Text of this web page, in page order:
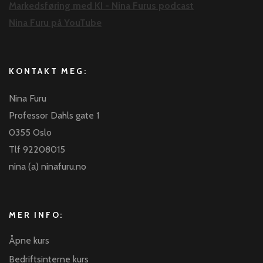
Markedsføring med KI - Nina Furus podcast
Nina Furu på YouTube
KONTAKT MEG:
Nina Furu
Professor Dahls gate 1
0355 Oslo
Tlf 92208015
nina (a) ninafuru.no
MER INFO:
Åpne kurs
Bedriftsinterne kurs